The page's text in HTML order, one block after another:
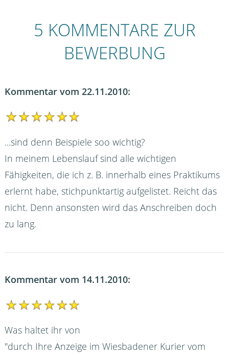
5 KOMMENTARE ZUR
BEWERBUNG
Kommentar vom 22.11.2010:
...sind denn Beispiele soo wichtig?
In meinem Lebenslauf sind alle wichtigen
Fähigkeiten, die ich z. B. innerhalb eines Praktikums
erlernt habe, stichpunktartig aufgelistet. Reicht das
nicht. Denn ansonsten wird das Anschreiben doch
zu lang.
Kommentar vom 14.11.2010:
Was haltet ihr von
"durch Ihre Anzeige im Wiesbadener Kurier vom